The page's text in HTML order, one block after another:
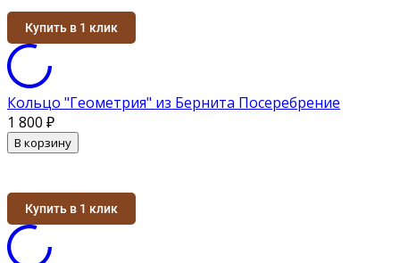
Купить в 1 клик
Кольцо "Геометрия" из Бернита Посеребрение
1 800 ₽
В корзину
Купить в 1 клик